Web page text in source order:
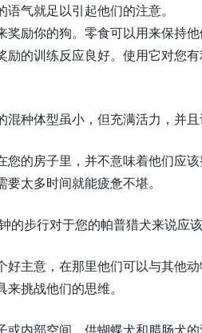
气就足以引起他们的注意。
奖励你的狗。零食可以用来保持他
的训练反应良好。使用它对您有
混种体型虽小，但充满活力，并
您的房子里，并不意味着他们应
太多时间就能疲惫不堪。
的步行对于您的帕普猎犬来说应
好主意，在那里他们可以与其他
挑战他们的思维。